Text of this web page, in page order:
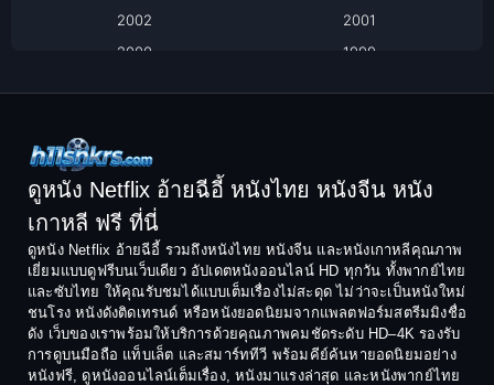
Comedy ตลก
Coming-of-age ชีวิตวัยรุ่น
Crime อาชญากรรม
Crime อาชญากรรม
2002
2001
2000
1999
1994
1992
1991
1990
1988
1987
1986
1985
1984
1983
1982
1981
1980
1978
ดูหนัง Netflix อ้ายฉีอี้ หนังไทย หนังจีน หนัง
เกาหลี ฟรี ที่นี่
ดูหนัง Netflix อ้ายฉีอี้ รวมถึงหนังไทย หนังจีน และหนังเกาหลีคุณภาพ
เยี่ยมแบบดูฟรีบนเว็บเดียว อัปเดตหนังออนไลน์ HD ทุกวัน ทั้งพากย์ไทย
และซับไทย ให้คุณรับชมได้แบบเต็มเรื่องไม่สะดุด ไม่ว่าจะเป็นหนังใหม่
ชนโรง หนังดังติดเทรนด์ หรือหนังยอดนิยมจากแพลตฟอร์มสตรีมมิงชื่อ
ดัง เว็บของเราพร้อมให้บริการด้วยคุณภาพคมชัดระดับ HD–4K รองรับ
การดูบนมือถือ แท็บเล็ต และสมาร์ททีวี พร้อมคีย์ค้นหายอดนิยมอย่าง
หนังฟรี, ดูหนังออนไลน์เต็มเรื่อง, หนังมาแรงล่าสุด และหนังพากย์ไทย